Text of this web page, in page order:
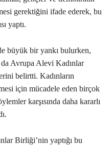
gerektiğini ifade ederek, bu
yaptı.
büyük bir yankı bulurken,
Avrupa Alevi Kadınlar
belirtti. Kadınların
için mücadele eden birçok
karşısında daha kararlı
Birliği’nin yaptığı bu